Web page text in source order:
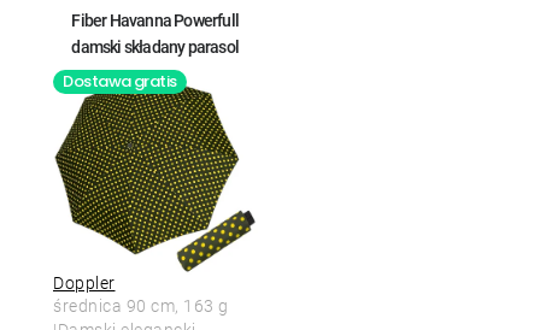
Fiber Havanna Powerfull
damski składany parasol
Dostawa gratis
Doppler
średnica 90 cm, 163 g